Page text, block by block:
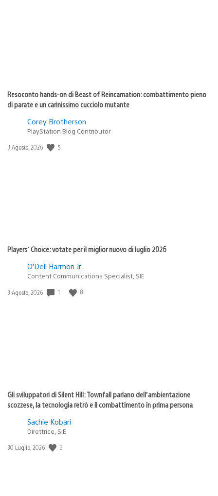
Resoconto hands-on di Beast of Reincarnation: combattimento pieno
di parate e un carinissimo cucciolo mutante
Corey Brotherson
PlayStation Blog Contributor
Data
3 Agosto, 2026 5
Players’ Choice: votate per il miglior nuovo di luglio 2026
O’Dell Harmon Jr.
Content Communications Specialist, SIE
Data
3 Agosto, 2026 1 8
Gli sviluppatori di Silent Hill: Townfall parlano dell’ambientazione
scozzese, la tecnologia retrò e il combattimento in prima persona
Sachie Kobari
Direttrice, SIE
Data
30 Luglio, 2026 3